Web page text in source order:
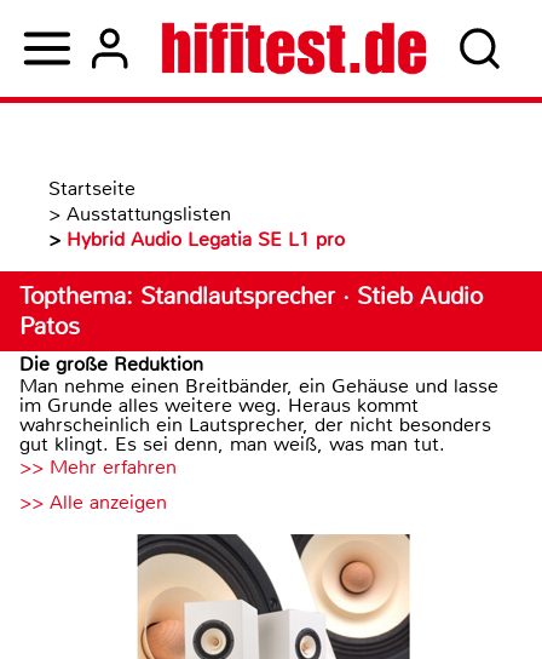
Startseite
> Ausstattungslisten
> Hybrid Audio Legatia SE L1 pro
Topthema: Standlautsprecher · Stieb Audio
Patos
Die große Reduktion
Man nehme einen Breitbänder, ein Gehäuse und lasse
im Grunde alles weitere weg. Heraus kommt
wahrscheinlich ein Lautsprecher, der nicht besonders
gut klingt. Es sei denn, man weiß, was man tut.
>> Mehr erfahren
>> Alle anzeigen